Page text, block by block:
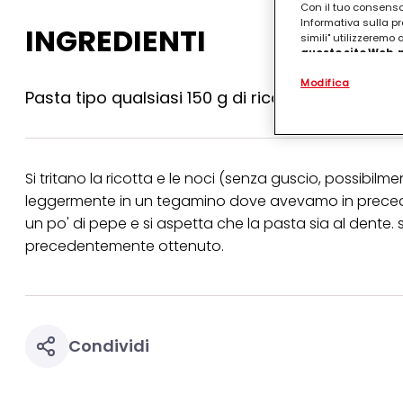
INGREDIENTI
Pasta tipo qualsiasi 150 g di ricotta 6 noci 1
Si tritano la ricotta e le noci (senza guscio,
leggermente in un tegamino dove avevamo in
un po' di pepe e si aspetta che la pasta sia al
precedentemente ottenuto.
Condividi
Con il tuo
Informativa sulla
simili" utilizzeremo
questo sito
.
(rispettivamente
terzi, conservare
Puoi trovare
collegata nel piè di
qualsiasi momento
collegata nel piè
Se fai clic su
Modifica